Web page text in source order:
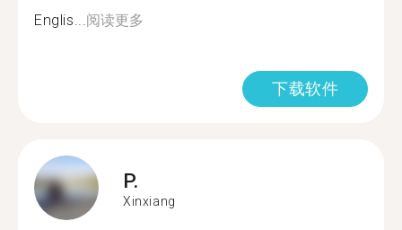
Englis... 阅读更多
下载软件
P.
Xinxiang